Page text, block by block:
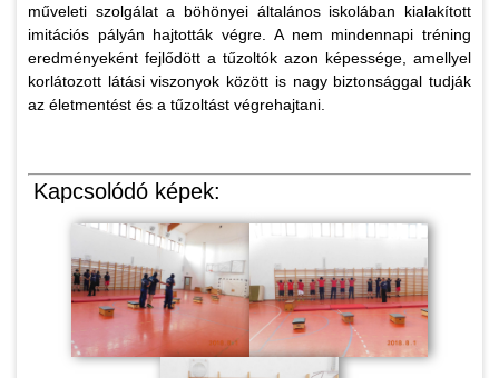
műveleti szolgálat a böhönyei általános iskolában kialakított
imitációs pályán hajtották végre. A nem mindennapi tréning
eredményeként fejlődött a tűzoltók azon képessége, amellyel
korlátozott látási viszonyok között is nagy biztonsággal tudják
az életmentést és a tűzoltást végrehajtani.
Kapcsolódó képek: